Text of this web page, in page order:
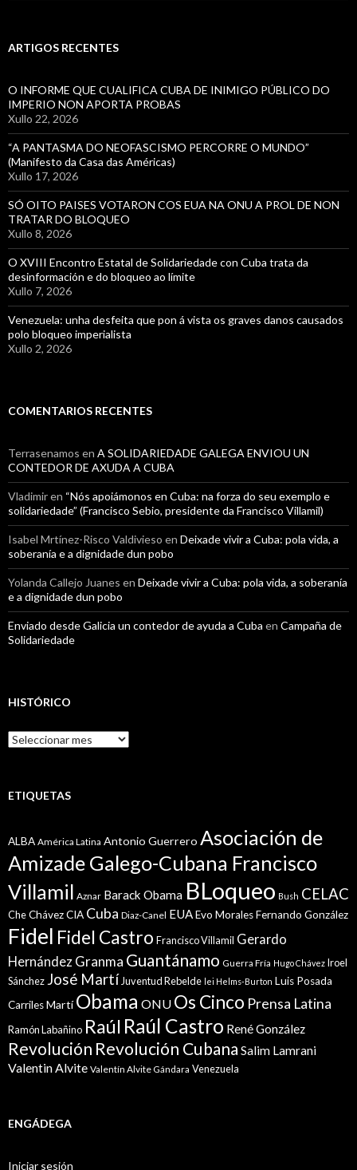
ARTIGOS RECENTES
O INFORME QUE CUALIFICA CUBA DE INIMIGO PÚBLICO DO
IMPERIO NON APORTA PROBAS
Xullo 22, 2026
“A PANTASMA DO NEOFASCISMO PERCORRE O MUNDO”
(Manifesto da Casa das Américas)
Xullo 17, 2026
SÓ OITO PAISES VOTARON COS EUA NA ONU A PROL DE NON
TRATAR DO BLOQUEO
Xullo 8, 2026
O XVIII Encontro Estatal de Solidariedade con Cuba trata da
desinformación e do bloqueo ao límite
Xullo 7, 2026
Venezuela: unha desfeita que pon á vista os graves danos causados
polo bloqueo imperialista
Xullo 2, 2026
COMENTARIOS RECENTES
Terrasenamos en A SOLIDARIEDADE GALEGA ENVIOU UN
CONTEDOR DE AXUDA A CUBA
Vladimiren “Nós apoiámonos en Cuba: na forza do seu exemplo e
solidariedade” (Francisco Sebio, presidente da Francisco Villamil)
Isabel Mrtínez-Risco Valdivieso en Deixade vivir a Cuba: pola vida, a
soberanía e a dignidade dun pobo
Yolanda Callejo Juanes en Deixade vivir a Cuba: pola vida, a soberanía
e a dignidade dun pobo
Enviado desde Galicia un contedor de ayuda a Cuba en Campaña de
Solidariedade
HISTÓRICO
Histórico
ETIQUETAS
ALBA América Latina Antonio Guerrero Asociación de
Amizade Galego-Cubana Francisco
Villamil Aznar Barack Obama BLoqueo Bush CELAC
CheChávezCIA Cuba Diaz-Canel EUAEvo MoralesFernando González
Fidel Fidel Castro Francisco Villamil Gerardo
Hernández Granma Guantánamo Guerra Fría Hugo Chávez Iroel
Sánchez José MartíJuventud Rebelde lei Helms-Burton Luis Posada
CarrilesMartí Obama ONU Os Cinco Prensa Latina
Ramón Labañino Raúl Raúl Castro René González
Revolución Revolución Cubana Salim Lamrani
Valentin Alvite Valentín Alvite Gándara Venezuela
ENGÁDEGA
Iniciar sesión